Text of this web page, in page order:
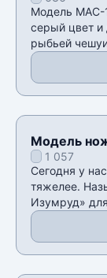
Модель
серый цвет и
рыбьей
Модель
CSS v34
1 057
Сегодня у
тяжелее.
Изумруд»